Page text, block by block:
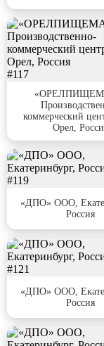
#117
коммерческий
Орел,
#119
«ДПО» ООО,
Россия
#121
«ДПО» ООО,
Россия